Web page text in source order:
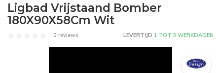
Ligbad Vrijstaand Bomber
180X90X58Cm Wit
0 reviews LEVERTIJD 1 TOT 3 WERKDAGEN